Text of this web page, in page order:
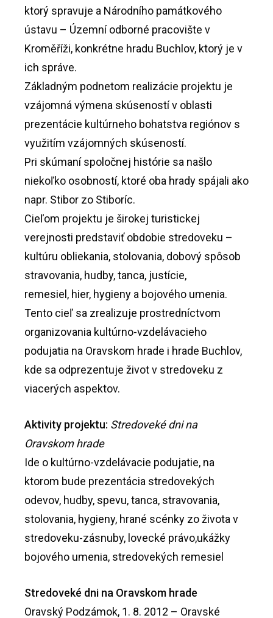
ktorý spravuje a Národního památkového
ústavu – Územní odborné pracovište v
Kroměříži, konkrétne hradu Buchlov, ktorý je v
ich správe.
Základným podnetom realizácie projektu je
vzájomná výmena skúseností v oblasti
prezentácie kultúrneho bohatstva regiónov s
využitím vzájomných skúseností.
Pri skúmaní spoločnej histórie sa našlo
niekoľko osobností, ktoré oba hrady spájali ako
napr. Stibor zo Stiboríc.
Cieľom projektu je širokej turistickej
verejnosti predstaviť obdobie stredoveku –
kultúru obliekania, stolovania, dobový spôsob
stravovania, hudby, tanca, justície,
remesiel, hier, hygieny a bojového umenia.
Tento cieľ sa zrealizuje prostredníctvom
organizovania kultúrno-vzdelávacieho
podujatia na Oravskom hrade i hrade Buchlov,
kde sa odprezentuje život v stredoveku z
viacerých aspektov.
Aktivity projektu: Stredoveké dni na
Oravskom hrade
Ide o kultúrno-vzdelávacie podujatie, na
ktorom bude prezentácia stredovekých
odevov, hudby, spevu, tanca, stravovania,
stolovania, hygieny, hrané scénky zo života v
stredoveku-zásnuby, lovecké právo,ukážky
bojového umenia, stredovekých remesiel
Stredoveké dni na Oravskom hrade
Oravský Podzámok, 1. 8. 2012 – Oravské